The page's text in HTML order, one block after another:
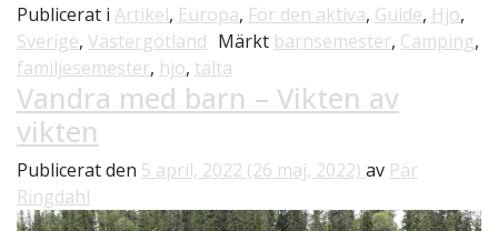
Publicerat i Artikel, Europa, För den aktiva, Guide, Hjo,
Sverige, Västergötland Märkt barnsemester, Camping,
familjesemester, hjo, tälta
Vandra med barn – Vikten av
vikten
Publicerat den 5 april, 2022 (26 maj, 2022) av Pär
Ringdahl